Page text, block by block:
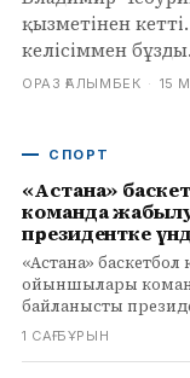
қызметінен
келісіммен
ОРАЗ ҒАЛЫМБЕК · 15
СПОРТ
«Астана»
команда
президентке
«Астана»
ойыншылары
байланысты
қазақстандық
1 САҒ БҰРЫН